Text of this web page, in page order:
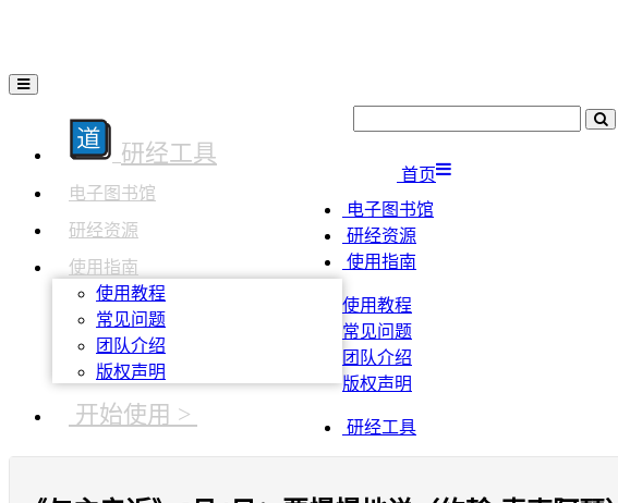
研经工具
电子图书馆
研经资源
使用指南
使用教程
常见问题
团队介绍
版权声明
开始使用 >
首页
电子图书馆
研经资源
使用指南
使用教程
常见问题
团队介绍
版权声明
研经工具